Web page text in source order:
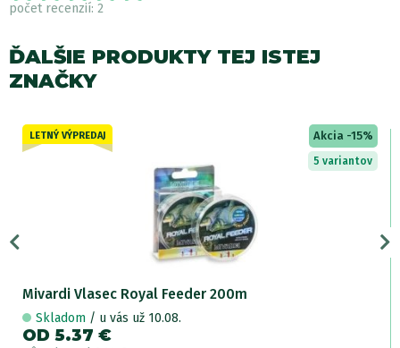
počet recenzií: 2
ĎALŠIE PRODUKTY TEJ ISTEJ
ZNAČKY
LETNÝ VÝPREDAJ Akcia -15%
5 variantov
Mivardi Vlasec Royal Feeder 200m
Skladom / u vás už 10.08.
OD 5.37 €